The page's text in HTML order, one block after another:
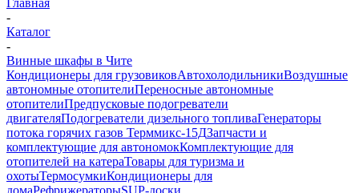
Главная
-
Каталог
-
Винные шкафы в Чите
Кондиционеры для грузовиковАвтохолодильникиВоздушные
автономные отопителиПереносные автономные
отопителиПредпусковые подогреватели
двигателяПодогреватели дизельного топливаГенераторы
потока горячих газов Терммикс-15ДЗапчасти и
комплектующие для автономокКомплектующие для
отопителей на катераТовары для туризма и
охотыТермосумкиКондиционеры для